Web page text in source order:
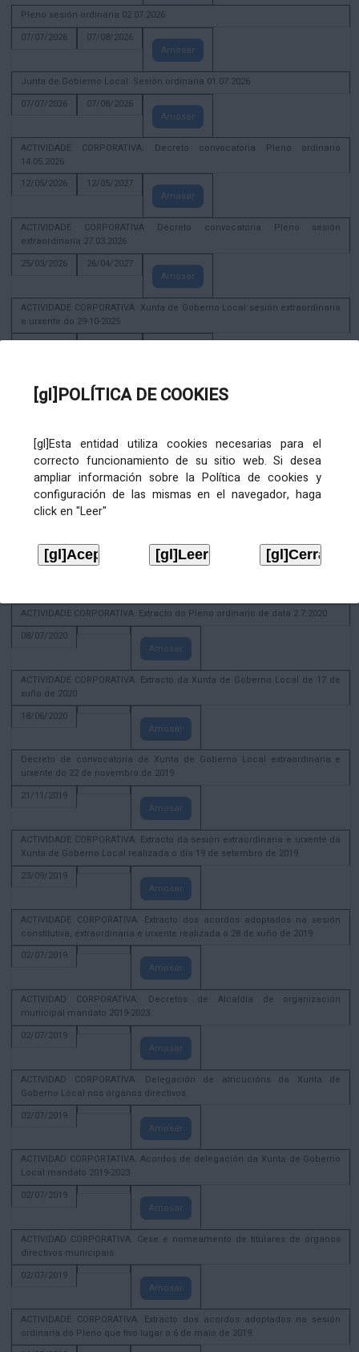
[gl]POLÍTICA DE COOKIES
[gl]Esta entidad utiliza cookies necesarias para el
correcto funcionamiento de su sitio web. Si desea
ampliar información sobre la Política de cookies y
configuración de las mismas en el navegador, haga
click en "Leer"
Pleno sesión ordinaria 02.07.2026
07/07/2026
07/08/2026
Amosar
Junta de Gobierno Local. Sesión ordinaria 01.07.2026
07/07/2026
07/08/2026
Amosar
ACTIVIDADE CORPORATIVA. Decreto convocatoria Pleno ordinario
14.05.2026
12/05/2026
12/05/2027
Amosar
ACTIVIDADE CORPORATIVA Decreto convocatoria Pleno sesión
extraordinaria 27.03.2026
25/03/2026
26/04/2027
Amosar
ACTIVIDADE CORPORATIVA. Xunta de Goberno Local sesión extraordinaria
e urxente do 29-10-2025
29/10/2025
29/11/2026
ACTIVIDADE CORPORATIVA. Decreto de convocatoria da sesión
constitutiva da Xunta de Goberno Local extraordinaria e urxente 21.6.2023
Xunta de Goberno Local extraordinaria e urxente 01.08.2022
02/08/2022
Amosar
de 2020
28/12/2020
ACTIVIDADE CORPORATIVA. Extracto do Pleno ordinario de data 2.7.2020
08/07/2020
Amosar
ACTIVIDADE CORPORATIVA. Extracto da Xunta de Goberno Local de 17 de
xuño de 2020
18/06/2020
Amosar
Decreto de convocatoria de Xunta de Goberno Local extraordinaria e
urxente do 22 de novembro de 2019
21/11/2019
Amosar
ACTIVIDADE CORPORATIVA. Extracto da sesión extraordinaria e urxente da
Xunta de Goberno Local realizada o día 19 de setembro de 2019
23/09/2019
Amosar
ACTIVIDADE CORPORATIVA. Extracto dos acordos adoptados na sesión
constitutiva, extraordinaria e urxente realizada o 28 de xuño de 2019
02/07/2019
Amosar
ACTIVIDAD CORPORATIVA. Decretos de Alcaldía de organización
municipal mandato 2019-2023.
02/07/2019
Amosar
ACTIVIDAD CORPORATIVA. Delegación de atricucións da Xunta de
Goberno Local nos órganos directivos.
02/07/2019
Amosar
ACTIVIDAD CORPORTATIVA. Acordos de delegación da Xunta de Goberno
Local mandato 2019-2023
02/07/2019
Amosar
ACTIVIDAD CORPORATIVA. Cese e nomeamento de titulares de órganos
directivos municipais.
02/07/2019
Amosar
ACTIVIDADE CORPORATIVA. Extracto dos acordos adoptados na sesión
ordinaria do Pleno que tivo lugar o 6 de maio de 2019.